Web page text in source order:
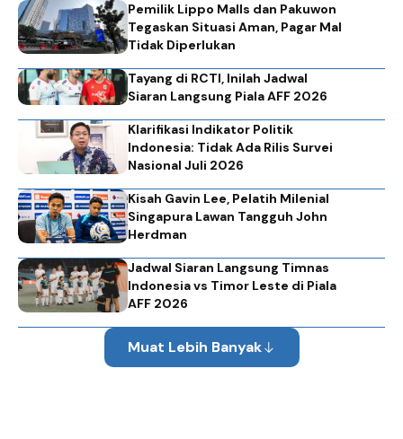
Pemilik Lippo Malls dan Pakuwon
Tegaskan Situasi Aman, Pagar Mal
Tidak Diperlukan
Tayang di RCTI, Inilah Jadwal
Siaran Langsung Piala AFF 2026
Klarifikasi Indikator Politik
Indonesia: Tidak Ada Rilis Survei
Nasional Juli 2026
Kisah Gavin Lee, Pelatih Milenial
Singapura Lawan Tangguh John
Herdman
Jadwal Siaran Langsung Timnas
Indonesia vs Timor Leste di Piala
AFF 2026
Muat Lebih Banyak